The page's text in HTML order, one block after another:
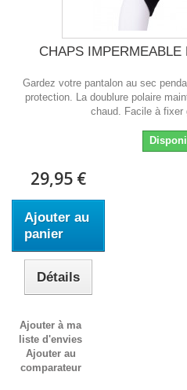
CHAPS
Gardez votre pantalon au sec
protection. La doublure polaire
chaud. Facile à fixer
29,95 €
Ajouter au
panier
Détails
Ajouter à ma
liste d'envies
Ajouter au
comparateur